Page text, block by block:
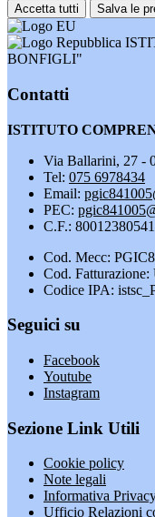
Accetta tutti Salva le
BONFIGLI"
Contatti
ISTITUTO
Via Ballarini, 27 -
Tel: 075 6978434
Email:
PEC:
C.F.: 80012380541
Cod. Mecc:
Cod.
Codice IPA:
Seguici su
Facebook
Youtube
Instagram
Sezione Link Utili
Cookie policy
Note legali
Informativa
Ufficio Relazioni